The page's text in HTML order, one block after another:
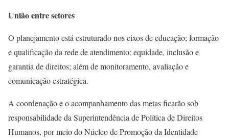
União entre setores
O planejamento está estruturado nos eixos de educação; formação
e qualificação da rede de atendimento; equidade, inclusão e
garantia de direitos; além de monitoramento, avaliação e
comunicação estratégica.
A coordenação e o acompanhamento das metas ficarão sob
responsabilidade da Superintendência de Política de Direitos
Humanos, por meio do Núcleo de Promoção da Identidade